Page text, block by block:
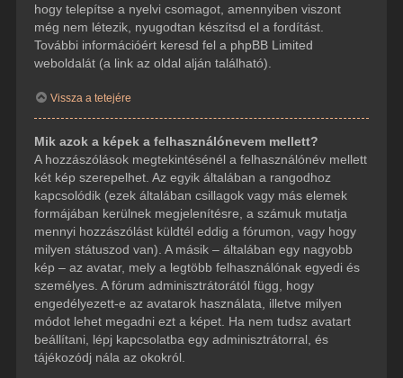
hogy telepítse a nyelvi csomagot, amennyiben viszont
még nem létezik, nyugodtan készítsd el a fordítást.
További információért keresd fel a phpBB Limited
weboldalát (a link az oldal alján található).
Vissza a tetejére
Mik azok a képek a felhasználónevem mellett?
A hozzászólások megtekintésénél a felhasználónév mellett
két kép szerepelhet. Az egyik általában a rangodhoz
kapcsolódik (ezek általában csillagok vagy más elemek
formájában kerülnek megjelenítésre, a számuk mutatja
mennyi hozzászólást küldtél eddig a fórumon, vagy hogy
milyen státuszod van). A másik – általában egy nagyobb
kép – az avatar, mely a legtöbb felhasználónak egyedi és
személyes. A fórum adminisztrátorától függ, hogy
engedélyezett-e az avatarok használata, illetve milyen
módot lehet megadni ezt a képet. Ha nem tudsz avatart
beállítani, lépj kapcsolatba egy adminisztrátorral, és
tájékozódj nála az okokról.